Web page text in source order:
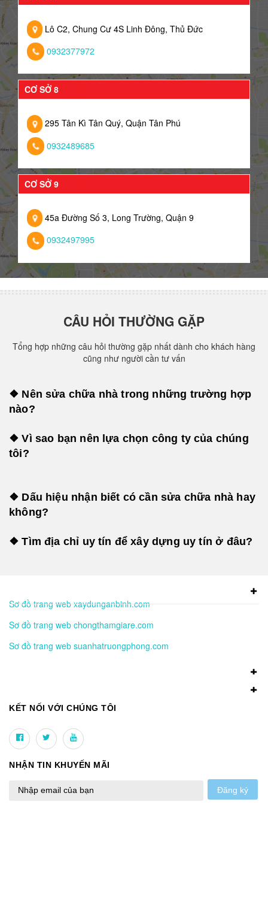
Lô C2, Chung Cư 4S Linh Đông, Thủ Đức
0932377972
CƠ SỞ 8
295 Tân Kì Tân Quý, Quận Tân Phú
0932489685
CƠ SỞ 9
45a Đường Số 3, Long Trường, Quận 9
0932497995
CÂU HỎI THƯỜNG GẶP
Tổng hợp những câu hỏi thường gặp nhất dành cho khách hàng
cũng như người cần tư vấn
❖ Nên sửa chữa nhà trong những trường hợp
nào?
❖ Vì sao bạn nên lựa chọn công ty của chúng
tôi?
❖ Dấu hiệu nhận biết có cần sửa chữa nhà hay
không?
❖ Tìm địa chỉ uy tín để xây dựng uy tín ở đâu?
Sơ đồ trang web xaydunganbinh.com
Sơ đồ trang web chongthamgiare.com
Sơ đồ trang web suanhatruongphong.com
KẾT NỐI VỚI CHÚNG TÔI
NHẬN TIN KHUYẾN MÃI
Đăng ký